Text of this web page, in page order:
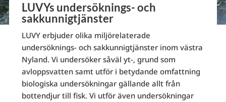
LUVYs undersöknings- och
sakkunnigtjänster
LUVY erbjuder olika miljörelaterade
undersöknings- och sakkunnigtjänster inom västra
Nyland. Vi undersöker såväl yt-, grund som
avloppsvatten samt utför i betydande omfattning
biologiska undersökningar gällande allt från
bottendjur till fisk. Vi utför även undersökningar